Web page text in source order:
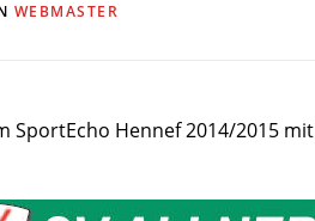
WEBMASTER
SportEcho Hennef 2014/2015